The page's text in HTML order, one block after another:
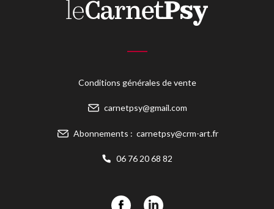
Conditions générales de vente
carnetpsy@gmail.com
Abonnements : carnetpsy@crm-art.fr
06 76 20 68 82